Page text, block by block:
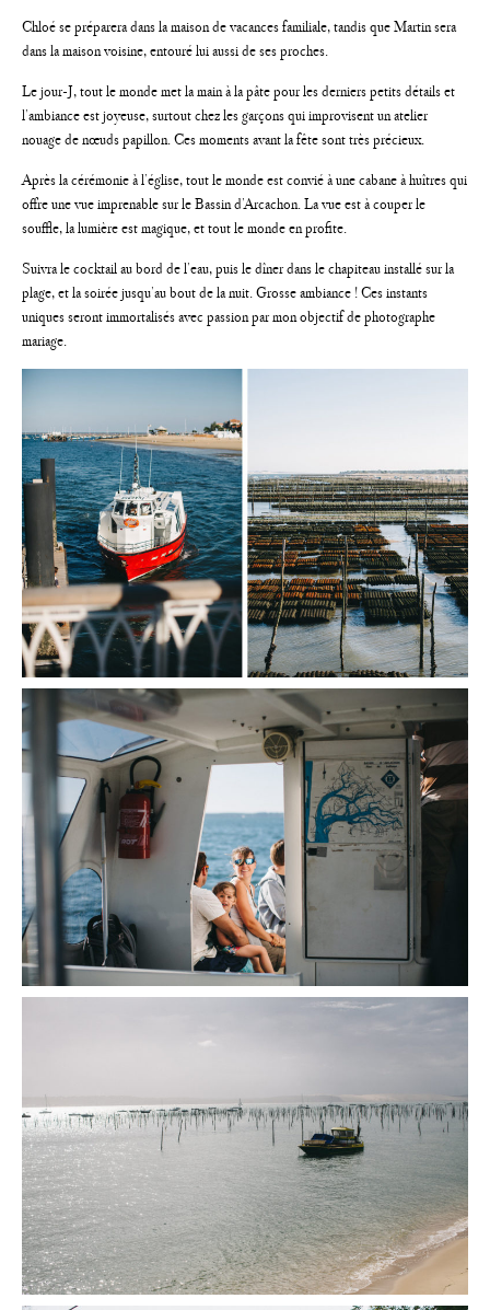
Chloé se préparera dans la maison de vacances familiale, tandis que Martin sera
dans la maison voisine, entouré lui aussi de ses proches.
Le jour-J, tout le monde met la main à la pâte pour les derniers petits détails et
l’ambiance est joyeuse, surtout chez les garçons qui improvisent un atelier
nouage de nœuds papillon. Ces moments avant la fête sont très précieux.
Après la cérémonie à l’église, tout le monde est convié à une cabane à huîtres qui
offre une vue imprenable sur le Bassin d’Arcachon. La vue est à couper le
souffle, la lumière est magique, et tout le monde en profite.
Suivra le cocktail au bord de l’eau, puis le dîner dans le chapiteau installé sur la
plage, et la soirée jusqu’au bout de la nuit. Grosse ambiance ! Ces instants
uniques seront immortalisés avec passion par mon objectif de photographe
mariage.